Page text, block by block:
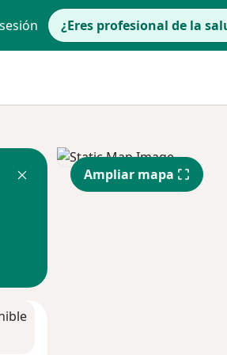
¿Eres profesional de la
Ampliar mapa